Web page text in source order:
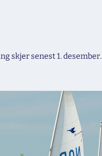
skjer senest 1. desember.